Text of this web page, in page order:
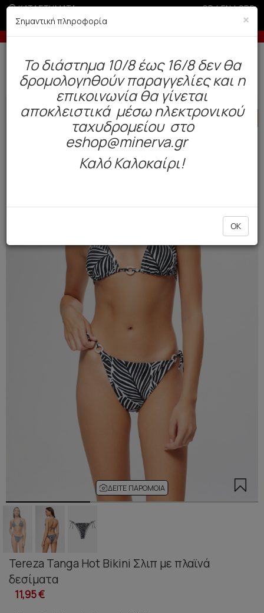
ΚΑΤΑΣΤΗΜΑΤΑ GR|EN|SRB
άνω των 200€ σε περίοδο εκπτώσεων Έως 6
Δωρεάν αποστολή άνω των 49€. Παράδοση σε 3-5 εργάσιμες.
Μαγιό Γυναικεία Μπικίνι
HOT
ΔΕΊΤΕ ΠΑΡΌΜΟΙΑ
Tereza Tanga Hot Bikini Σλιπ με πλαϊνά
δεσίματα
11,95 €
×
Σημαντική πληροφορία
To διάστημα 10/8 έως 16/8 δεν θα
δρομολογηθούν παραγγελίες και η
επικοινωνία θα γίνεται
αποκλειστικά μέσω ηλεκτρονικού
ταχυδρομείου στο
eshop@minerva.gr
Καλό Καλοκαίρι!
OK